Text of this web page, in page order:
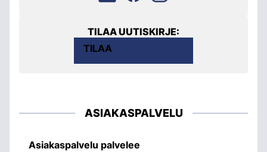
TILAA UUTISKIRJE:
TILAA
ASIAKASPALVELU
Asiakaspalvelu palvelee